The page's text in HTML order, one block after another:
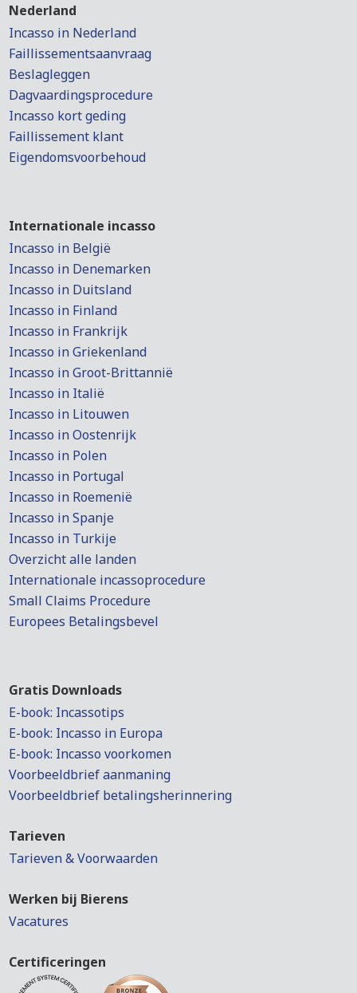
Nederland
Incasso in Nederland
Faillissementsaanvraag
Beslagleggen
Dagvaardingsprocedure
Incasso kort geding
Faillissement klant
Eigendomsvoorbehoud
Internationale incasso
Incasso in België
Incasso in Denemarken
Incasso in Duitsland
Incasso in Finland
Incasso in Frankrijk
Incasso in Griekenland
Incasso in Groot-Brittannië
Incasso in Italië
Incasso in Litouwen
Incasso in Oostenrijk
Incasso in Polen
Incasso in Portugal
Incasso in Roemenië
Incasso in Spanje
Incasso in Turkije
Overzicht alle landen
Internationale incassoprocedure
Small Claims Procedure
Europees Betalingsbevel
Gratis Downloads
E-book: Incassotips
E-book: Incasso in Europa
E-book: Incasso voorkomen
Voorbeeldbrief aanmaning
Voorbeeldbrief betalingsherinnering
Tarieven
Tarieven & Voorwaarden
Werken bij Bierens
Vacatures
Certificeringen